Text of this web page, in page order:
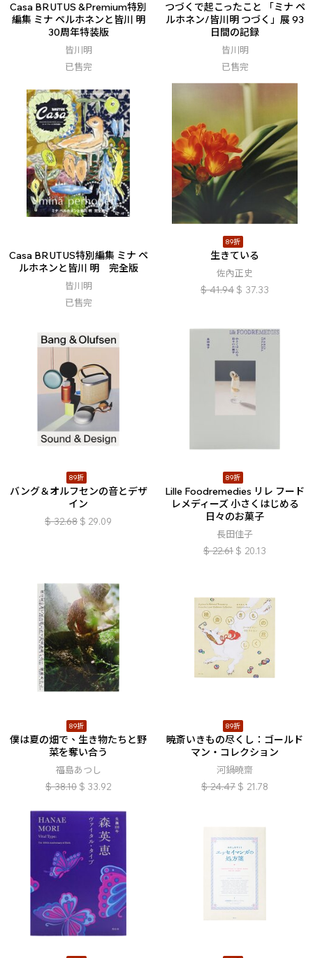
Casa BRUTUS &Premium特別
編集 ミナ ペルホネンと皆川 明
30周年特装版
皆川明
已售完
つづくで起こったこと 「ミナ ペ
ルホネン/皆川明 つづく」展 93
日間の記録
皆川明
已售完
Casa BRUTUS特別編集 ミナ ペ
ルホネンと皆川 明 完全版
皆川明
已售完
89折
生きている
佐內正史
$ 41.94 $ 37.33
89折
バング＆オルフセンの音とデザ
イン
$ 32.68 $ 29.09
89折
Lille Foodremedies リレ フード
レメディーズ 小さくはじめる
日々のお菓子
長田佳子
$ 22.61 $ 20.13
89折
僕は夏の畑で、生き物たちと野
菜を奪い合う
福島あつし
$ 38.10 $ 33.92
89折
暁斎いきもの尽くし：ゴールド
マン・コレクション
河鍋曉齋
$ 24.47 $ 21.78